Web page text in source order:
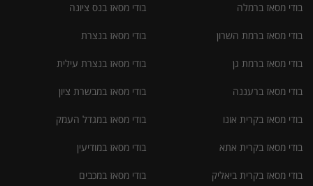
בודי מסאז ברמלה
בודי מסאז ברמת השרון
בודי מסאז ברמת גן
בודי מסאז ברעננה
בודי מסאז בקרית אונו
בודי מסאז בקרית אתא
בודי מסאז בקרית ביאליק
בודי מסאז בנס ציונה
בודי מסאז בנצרת
בודי מסאז בנצרת עילית
בודי מסאז במבשרת ציון
בודי מסאז במגדל העמק
בודי מסאז במודיעין
בודי מסאז במכבים